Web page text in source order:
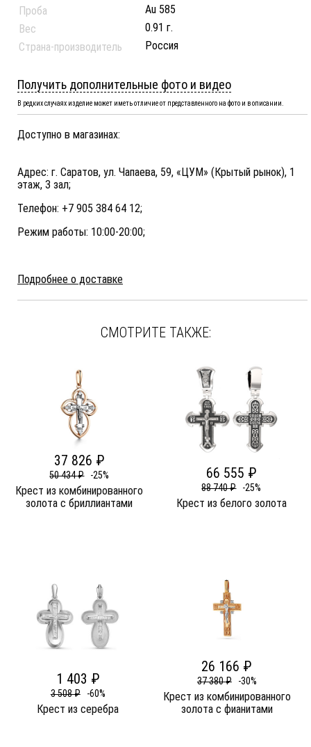
Проба
Au 585
Вес
0.91 г.
Страна-производитель
Россия
Получить дополнительные фото и видео
В редких случаях изделие может иметь отличие от представленного на фото и в описании.
Доступно в магазинах:
Адрес: г. Саратов, ул. Чапаева, 59, «ЦУМ» (Крытый рынок), 1
этаж, 3 зал;
Телефон: +7 905 384 64 12;
Режим работы: 10:00-20:00;
Подробнее о доставке
СМОТРИТЕ ТАКЖЕ:
37 826 ₽
50 434 ₽ -25%
Крест из комбинированного
золота c бриллиантами
66 555 ₽
88 740 ₽ -25%
Крест из белого золота
1 403 ₽
3 508 ₽ -60%
Крест из серебра
26 166 ₽
37 380 ₽ -30%
Крест из комбинированного
золота c фианитами